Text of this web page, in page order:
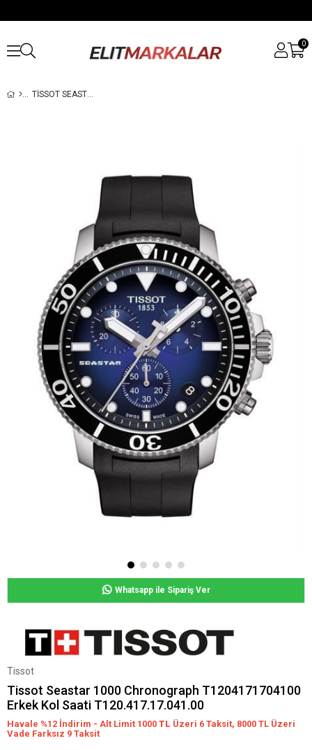
0
TISSOT SEASTAR 1000 CHRONOGRAPH T1204171704100 ERKEK KOL SAATI T120.417.17.041.00
Whatsapp ile Sipariş Ver
Tissot
Tissot Seastar 1000 Chronograph T1204171704100
Erkek Kol Saati T120.417.17.041.00
Havale %12 İndirim - Alt Limit 1000 TL Üzeri 6 Taksit, 8000 TL Üzeri
Vade Farksız 9 Taksit